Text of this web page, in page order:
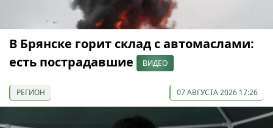
В Брянске горит склад с автомаслами:
есть пострадавшие
ВИДЕО
РЕГИОН 07 АВГУСТА 2026 17:26